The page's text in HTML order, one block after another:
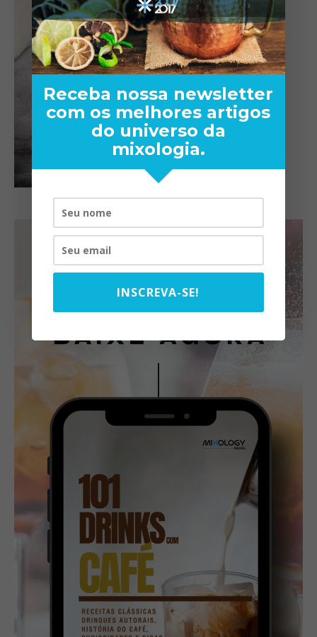
Receba nossa newsletter
com os melhores artigos
do universo da
mixologia.
INSCREVA-SE!